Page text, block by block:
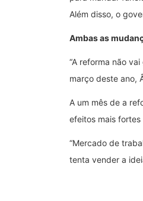
Além disso, o
Ambas as
“A reforma não
março deste ano,
A um mês de a
efeitos mais
“Mercado de
tenta vender a